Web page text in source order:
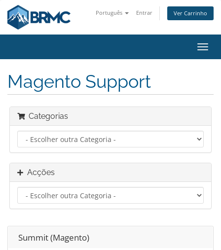
Português Entrar Ver Carrinho
Magento Support
Categorias
Acções
Summit (Magento)